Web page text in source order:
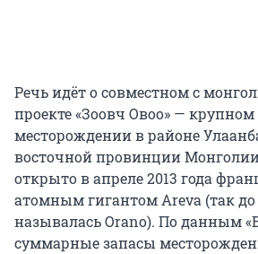
Речь идёт о совместном с
проекте «Зоовч Овоо» —
месторождении в районе
восточной провинции
открыто в апреле 2013 года
атомным гигантом Areva (так до
называлась Orano). По данным
суммарные запасы